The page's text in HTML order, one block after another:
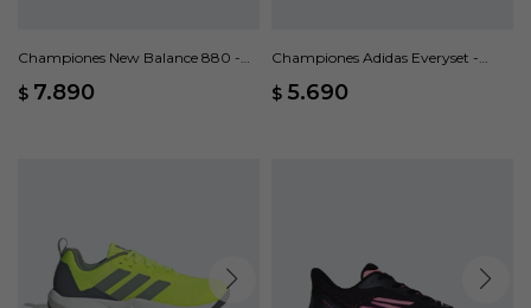
Championes New Balance 880 -
$ 7.890
Championes Adidas Everyset -
$ 5.690